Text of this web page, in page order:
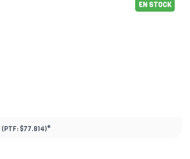
EN STOCK
(PTF: $77.814)*